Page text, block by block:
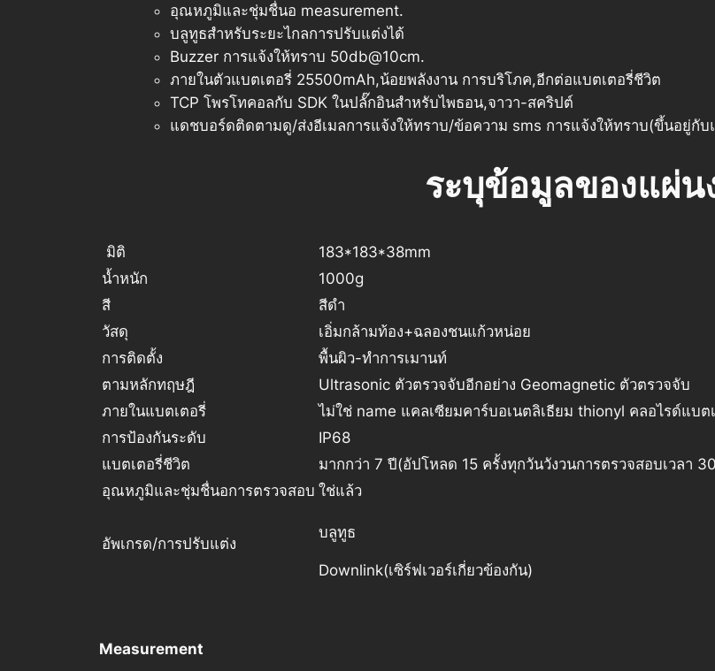
อุณหภูมิและชุ่มชื่นอ measurement.
บลูทูธสำหรับระยะไกลการปรับแต่งได้
Buzzer การแจ้งให้ทราบ 50db@10cm.
ภายในตัวแบตเตอรี่ 25500mAh,น้อยพลังงาน การบริโภค,อีกต่อแบตเตอรี่ชีวิต
TCP โพรโทคอลกับ SDK ในปลั๊กอินสำหรับไพธอน,จาวา-สคริปต์
แดชบอร์ดติดตามดู/ส่งอีเมลการแจ้งให้ทราบ/ข้อความ sms การแจ้งให้ทราบ(ขึ้นอยู่กั
ระบุข้อมูลของแผ่น
มิติ
183*183*38mm
น้ำหนัก
1000g
สี
สีดำ
วัสดุ
เอิ่มกล้ามท้อง+ฉลองชนแก้วหน่อย
การติดตั้ง
พื้นผิว-ทำการเมานท์
ตามหลักทฤษฎี
Ultrasonic ตัวตรวจจับอีกอย่าง Geomagnetic ตัวตรวจจับ
ภายในแบตเตอรี่
ไม่ใช่ name แคลเซียมคาร์บอเนตลิเธียม thionyl คลอไรด์แบ
การป้องกันระดับ
IP68
แบตเตอรี่ชีวิต
มากกว่า 7 ปี(อัปโหลด 15 ครั้งทุกวันวังวนการตรวจสอบเวลา
อุณหภูมิและชุ่มชื่นอการตรวจสอบ ใช่แล้ว
อัพเกรด/การปรับแต่ง
บลูทูธ
Downlink(เซิร์ฟเวอร์เกี่ยวข้องกัน)
Measurement